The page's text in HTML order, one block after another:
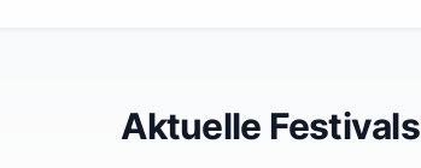
Aktuelle Festivals